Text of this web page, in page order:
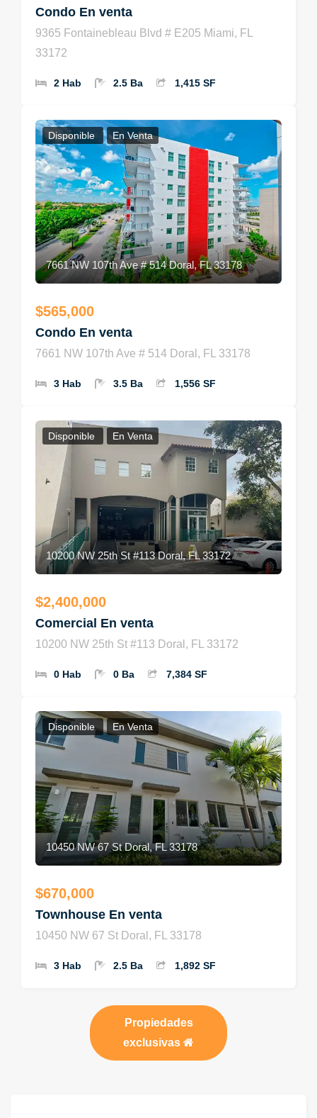
Condo En venta
9365 Fontainebleau Blvd # E205 Miami, FL
33172
2 Hab 2.5 Ba 1,415 SF
Disponible En Venta
7661 NW 107th Ave # 514 Doral, FL 33178
$565,000
Condo En venta
7661 NW 107th Ave # 514 Doral, FL 33178
3 Hab 3.5 Ba 1,556 SF
Disponible En Venta
10200 NW 25th St #113 Doral, FL 33172
$2,400,000
Comercial En venta
10200 NW 25th St #113 Doral, FL 33172
0 Hab 0 Ba 7,384 SF
Disponible En Venta
10450 NW 67 St Doral, FL 33178
$670,000
Townhouse En venta
10450 NW 67 St Doral, FL 33178
3 Hab 2.5 Ba 1,892 SF
Propiedades
exclusivas